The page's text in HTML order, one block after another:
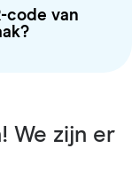
code van
We zijn er